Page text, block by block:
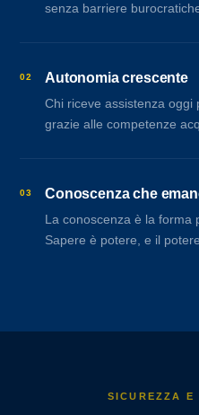
senza barriere
02 Autonomia crescente
Chi riceve assistenza
grazie alle competenze
03 Conoscenza che
La conoscenza è la forma
Sapere è potere, e il
SICUREZZA E